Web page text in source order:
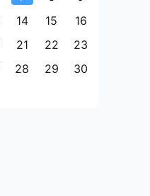
14 15
16
21 22
23
28 29
30